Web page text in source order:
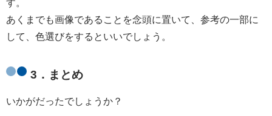
す。
あくまでも画像であることを念頭に置いて、参考の一部に
して、色選びをするといいでしょう。
3．まとめ
いかがだったでしょうか？